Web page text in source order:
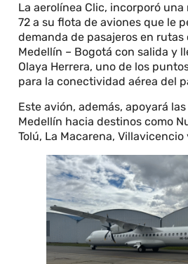
La aerolínea Clic, incorporó una
72 a su flota de aviones que le
demanda de pasajeros en rutas
Medellín – Bogotá con salida y
Olaya Herrera, uno de los
para la conectividad aérea del
Este avión, además, apoyará
Medellín hacia destinos como
Tolú, La Macarena,